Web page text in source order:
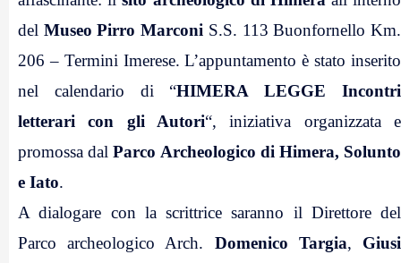
del Museo Pirro Marconi S.S. 113 Buonfornello Km.
206 – Termini Imerese. L’appuntamento è stato inserito
nel calendario di “HIMERA LEGGE Incontri
letterari con gli Autori“, iniziativa organizzata e
promossa dalParco Archeologico di Himera, Solunto
e Iato.
A dialogare con la scrittrice saranno il Direttore del
Parco archeologico Arch. Domenico Targia, Giusi